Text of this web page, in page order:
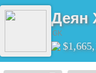
Деян
GK